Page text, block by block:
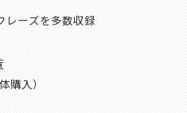
レーズを多数収録
購入）